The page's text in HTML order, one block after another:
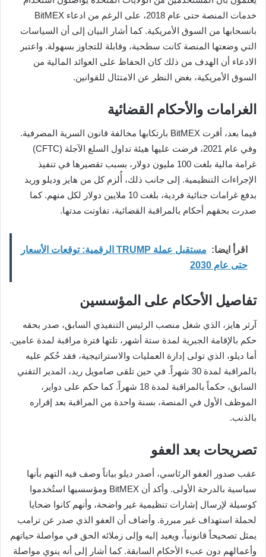
خدمات المنصة حتى عام 2018، على الرغم من ادعاء BitMEX
بانسحابها من السوق الأمريكية. كما أشار البيان إلى أن السياسات
التي وضعتها المنصة كانت سطحية، وقابلة للتجاوز بسهولة. واعتبر
الادعاء أن الهدف من ذلك كان الحفاظ على العوائد المالية من
السوق الأمريكية، بغض النظر عن الامتثال للقوانين.
الغرامات والأحكام القضائية
فيما بعد، أقرت BitMEX بارتكابها مخالفة قانون السرية المصرفية.
وفي عام 2021، فرضت عليها هيئة تداول السلع الآجلة (CFTC)
غرامة مالية بلغت 100 مليون دولار، بسبب تقصيرها في تنفيذ
الإجراءات التنظيمية. إلى جانب ذلك، أُلزم كل من هايز وديلو وريد
بدفع غرامات جنائية فردية، بلغت 10 ملايين دولار لكل منهم. كما
صدرت بحقهم أحكام بالمراقبة القضائية، تفاوتت مدتها.
اقرأ ايضا:
مستقبل عملة TRUMP الرقمية: توقعات الأسعار
حتى عام 2030
تفاصيل الأحكام على المؤسسين
آرثر هايز، الذي شغل منصب الرئيس التنفيذي السابق، صدر بحقه
حكم بالإقامة الجبرية لمدة ستة أشهر، تلتها فترة مراقبة لمدة عامين.
أما ديلو، الذي تولى إدارة العمليات والاستراتيجية، فقد حُكم عليه
بالمراقبة لمدة 30 شهراً. في حين تلقى صامويل ريد، المدير التقني
السابق، حكماً بالمراقبة لمدة 18 شهراً. كما حكم على دواير،
الموظف الأول في المنصة، بسنة واحدة من المراقبة بعد إقراره
بالذنب.
تصريحات بعد العفو
عقب صدور العفو الرئاسي، أصدر ديلو بياناً وصف فيه التهم بأنها
سياسية بالدرجة الأولى. وأكد أن BitMEX ومؤسسيها استُخدموا
كوسيلة لإرسال إشارات تنظيمية غير واضحة، وأنهم كانوا ضحايا
لحملة استهداف غير مبررة. وأضاف أن العفو الذي صدر عن ترامب
يمثل تصحيحاً قانونياً، ويعيد إليه وإلى زملائه الحق في مواصلة حياتهم
وأعمالهم دون عبء الأحكام السابقة. كما أشار إلى أنه ينوي مواصلة